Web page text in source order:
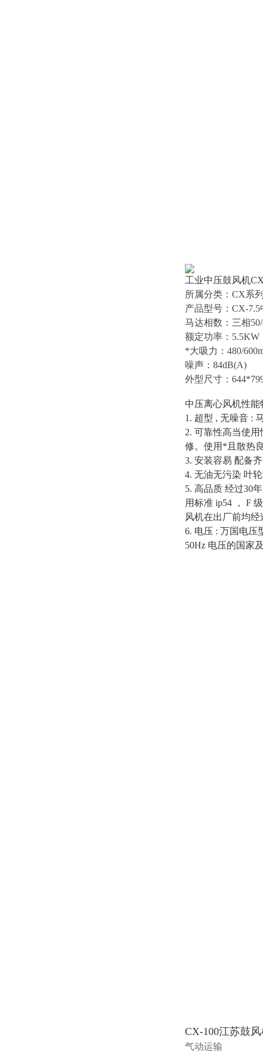
工业中压鼓风机
所属分类：CX系
产品型号：CX-
马达相数：三相
额定功率：5.5KW
*大吸力：480/
噪声：84dB(A)
外型尺寸：
中压离心风机性能
1. 超型 , 无噪音 :
2. 可靠性高当使
修。使用*且散热
3. 安装容易 配备
4. 无油无污染 叶
5. 高品质 经过30
用标准 ip54 ， F
风机在出厂前均
6. 电压 : 万国电压
50Hz 电压的国家
CX-100江苏鼓
气动运输